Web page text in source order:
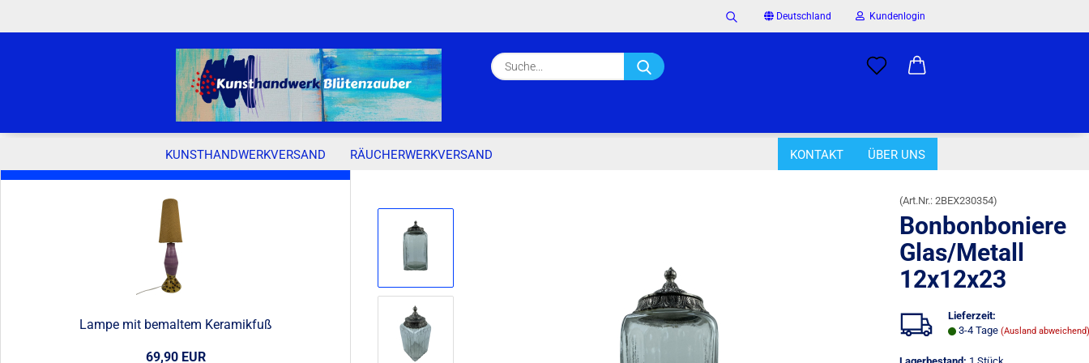
Deutschland
Lieferland
Kundenlogin
Suche...
KUNSTHANDWERKVERSAND RÄUCHERWERKVERSAND KONTAKT ÜBER UNS
Startseite » Kunsthandwerkversand Bonbonboniere Glas/Metall 12x12x23
(Art.Nr.: 2BEX230354)
Bonbonboniere
Glas/Metall
12x12x23
Lieferzeit:
3-4 Tage (Ausland abweichend)
Lampe mit bemaltem Keramikfuß
69,90 EUR